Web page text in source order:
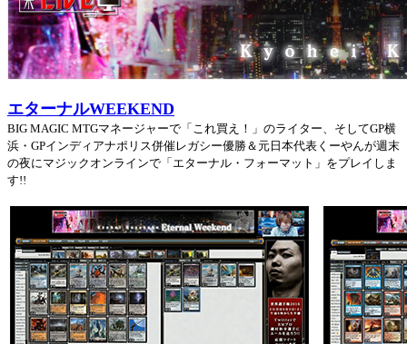
エターナルWEEKEND
BIG MAGIC MTGマネージャーで「これ買え！」のライター、そしてGP横
浜・GPインディアナポリス併催レガシー優勝＆元日本代表くーやんが週末
の夜にマジックオンラインで「エターナル・フォーマット」をプレイしま
す!!